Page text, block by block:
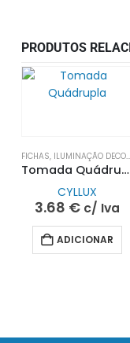
PRODUTOS
FICHAS, ILUMINAÇÃO DECORATIVA
Tomada Quádrupla Quadrada C/ Terra S/Cabo 10/16A 250V~| CYLLUX
CYLLUX
3.68 € c/ Iva
ADICIONAR